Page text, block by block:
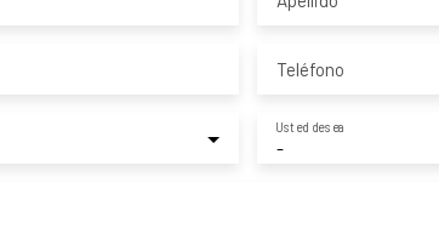
Teléfono
-
Usted desea